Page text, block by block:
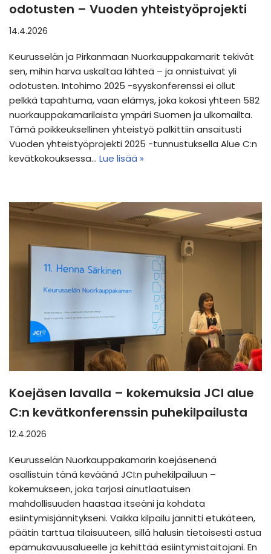
odotusten – Vuoden yhteistyöprojekti
14.4.2026
Keurusselän ja Pirkanmaan Nuorkauppakamarit tekivät
sen, mihin harva uskaltaa lähteä – ja onnistuivat yli
odotusten. Intohimo 2025 -syyskonferenssi ei ollut
pelkkä tapahtuma, vaan elämys, joka kokosi yhteen 582
nuorkauppakamarilaista ympäri Suomen ja ulkomailta.
Tämä poikkeuksellinen yhteistyö palkittiin ansaitusti
Vuoden yhteistyöprojekti 2025 -tunnustuksella Alue C:n
kevätkokouksessa… Lue lisää »
Koejäsen lavalla – kokemuksia JCI alue
C:n kevätkonferenssin puhekilpailusta
12.4.2026
Keurusselän Nuorkauppakamarin koejäsenenä
osallistuin tänä keväänä JCI:n puhekilpailuun –
kokemukseen, joka tarjosi ainutlaatuisen
mahdollisuuden haastaa itseäni ja kohdata
esiintymisjännitykseni. Vaikka kilpailu jännitti etukäteen,
päätin tarttua tilaisuuteen, sillä halusin tietoisesti astua
epämukavuusalueelle ja kehittää esiintymistaitojani. En